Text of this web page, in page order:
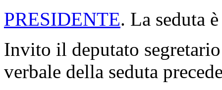
PRESIDENTE. La seduta
Invito il deputato
verbale della seduta